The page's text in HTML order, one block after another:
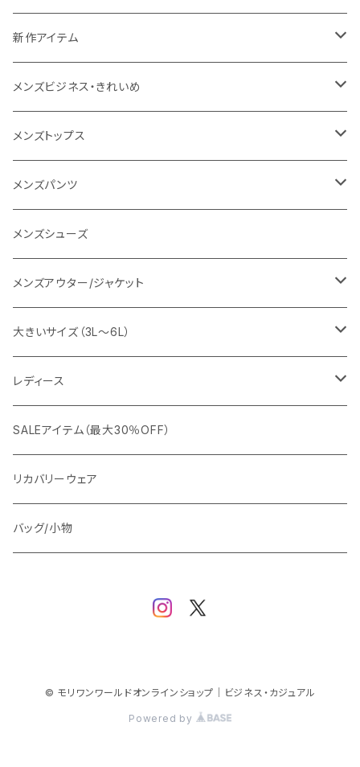
NANGA
1PIU1UGUALE3 RELAX
go slow caravan
SY32 by SWEET YEARS
URBAN SQUARE
EDWIN
snow peak
G-stage
TETEHOMME
TAION
メンズ
レディース
新作アイテム
メンズ
レディース
メンズビジネス・きれいめ
スーツ
カジュアルセットアップ
スラックス
ワイシャツ
シューズ
フォーマル
Tシャツ/ポロシャツ
メンズトップス
Tシャツ/カットソー
シャツ/ポロシャツ
パーカー/スウェット
ニット
メンズパンツ
デニムパンツ
イージーパンツ
スラックス
メンズシューズ
メンズアウター/ジャケット
ジャケット
カジュアルジャケット
ビジネスジャケット
ブルゾン
コート
マウンテンパーカー/アウトドア
ダウン / 中綿アウター
大きいサイズ（3L～6L）
ビジネス
セットアップ
ワイシャツ
カジュアル
ニット/Tシャツ/カットソー
スウェット/パーカー
アウター
レディース
アウター
トップス（ブラウス/カットソー）
ジャケット
SALEアイテム（最大30％OFF）
リカバリーウェア
バッグ/小物
© モリワンワールドオンラインショップ｜ビジネス・カジュアル
Powered by